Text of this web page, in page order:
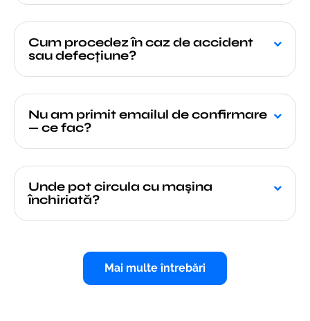
Cum procedez în caz de accident
sau defecțiune?
Nu am primit emailul de confirmare
— ce fac?
Unde pot circula cu mașina
închiriată?
Mai multe întrebări